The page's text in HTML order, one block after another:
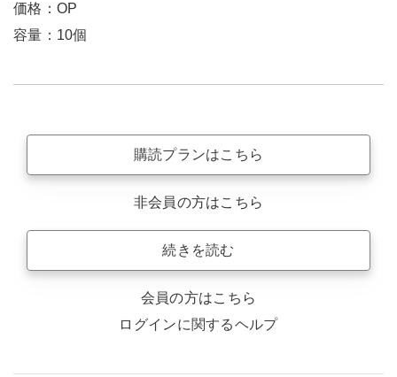
価格：OP
容量：10個
購読プランはこちら
非会員の方はこちら
続きを読む
会員の方はこちら
ログインに関するヘルプ